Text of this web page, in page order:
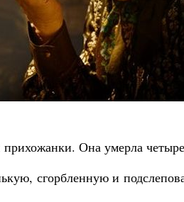
Она умерла четыре
сгорбленную и
Чего ждет от нас
Святитель